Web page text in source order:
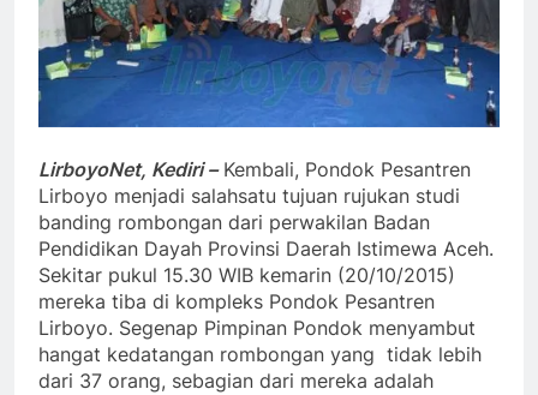
LirboyoNet, Kediri –Kembali, Pondok Pesantren
Lirboyo menjadi salahsatu tujuan rujukan studi
banding rombongan dari perwakilan Badan
Pendidikan Dayah Provinsi Daerah Istimewa Aceh.
Sekitar pukul 15.30 WIB kemarin (20/10/2015)
mereka tiba di kompleks Pondok Pesantren
Lirboyo. Segenap Pimpinan Pondok menyambut
hangat kedatangan rombongan yang tidak lebih
dari 37 orang, sebagian dari mereka adalah